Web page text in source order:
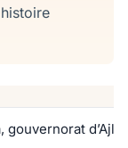
gouvernorat